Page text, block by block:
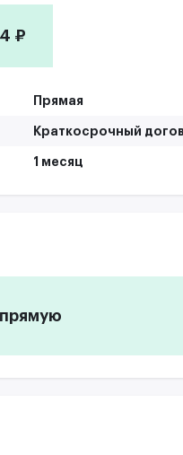
₽
Прямая
Краткосрочный
1 месяц